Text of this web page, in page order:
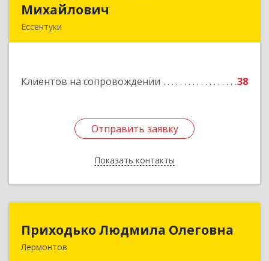
Михайлович
Ессентуки
Клиентов на сопровождении 38
Отправить заявку
Показать контакты
Отправить заявку
Назад
Приходько Людмила Олеговна
Лермонтов
357341, Лермонтов г, П.Лумумбы ул, дом №